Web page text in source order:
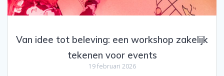
Van idee tot beleving: een workshop zakelijk
tekenen voor events
19 februari 2026